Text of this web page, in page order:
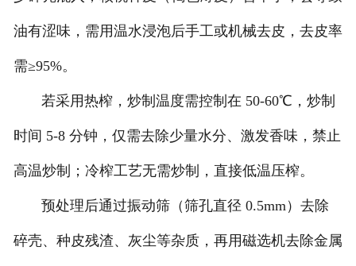
油有涩味，需用温水浸泡后手工或机械去皮，去皮率
需≥95%。
若采用热榨，炒制温度需控制在 50-60℃，炒制
时间 5-8 分钟，仅需去除少量水分、激发香味，禁止
高温炒制；冷榨工艺无需炒制，直接低温压榨。
预处理后通过振动筛（筛孔直径 0.5mm）去除
碎壳、种皮残渣、灰尘等杂质，再用磁选机去除金属